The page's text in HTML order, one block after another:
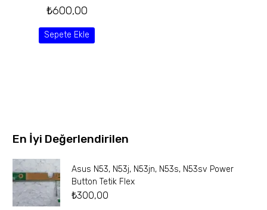
₺600,00
Sepete Ekle
En İyi Değerlendirilen
Asus N53, N53j, N53jn, N53s, N53sv Power
Button Tetik Flex
₺300,00